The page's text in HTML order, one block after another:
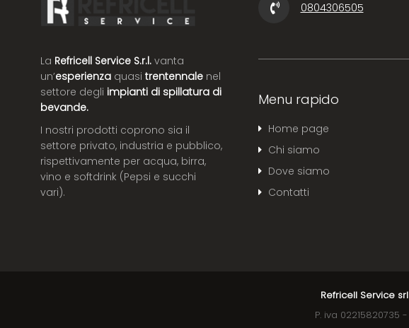
La Refricell Service S.r.l. vanta
un’esperienza quasi trentennale nel
settore degli impianti di spillatura di
bevande.
I nostri prodotti coprono sia il
settore privato, industria e pubblico,
rispettivamente per acqua, birra,
vino e softdrink (Pepsi e succhi
vari).
0804306505
Menu rapido
Home page
Chi siamo
Dove siamo
Contatti
Refricell Service srl
P. iva 02215820735 -